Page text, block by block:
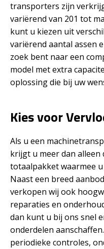
transporters zijn
variërend van 201 tot
kunt u kiezen uit
variërend aantal assen
zoek bent naar een
model met extra
oplossing die bij uw
Kies voor
Als u een
krijgt u meer dan alleen
totaalpakket waarmee
Naast een breed
verkopen wij ook
reparaties en
dan kunt u bij ons snel
onderdelen
periodieke controles,